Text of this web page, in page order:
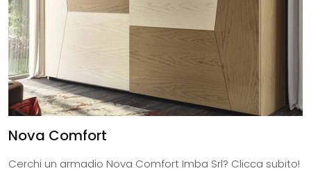
Nova Comfort
Cerchi un armadio Nova Comfort Imba Srl? Clicca subito!